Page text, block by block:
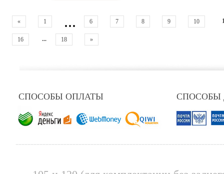
« 1 ... 6 7 8 9 10
16 ... 18 »
СПОСОБЫ ОПЛАТЫ СПОСОБЫ